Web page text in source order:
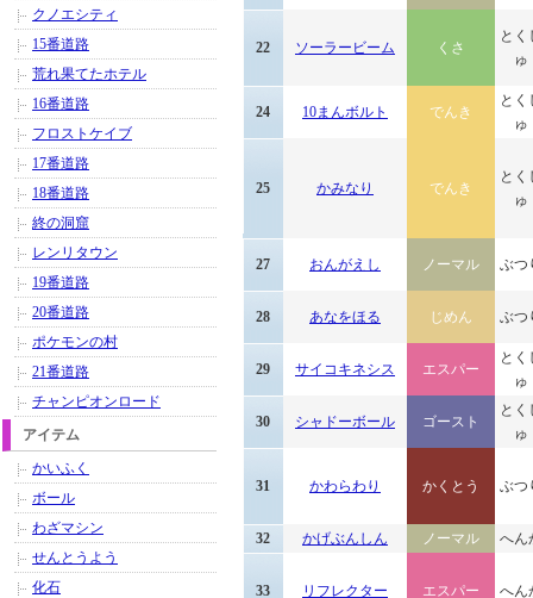
22 ソーラービーム くさ
とく
ゅ
24 10まんボルト でんき
とく
ゅ
25 かみなり でんき
とく
ゅ
27 おんがえし ノーマル ぶつ
28 あなをほる じめん ぶつ
29 サイコキネシス エスパー
とく
ゅ
30 シャドーボール ゴースト
とく
ゅ
31 かわらわり かくとう ぶつ
32 かげぶんしん ノーマル へん
33 リフレクター エスパー へん
クノエシティ
15番道路
荒れ果てたホテル
16番道路
フロストケイブ
17番道路
18番道路
終の洞窟
レンリタウン
19番道路
20番道路
ポケモンの村
21番道路
チャンピオンロード
アイテム
かいふく
ボール
わざマシン
せんとうよう
化石